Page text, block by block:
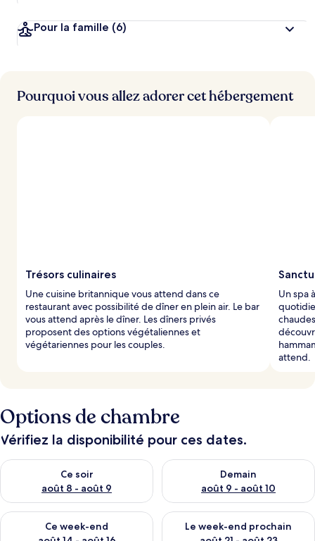
Pour la famille (6)
Pourquoi vous allez adorer cet hébergement
Trésors culinaires
Une cuisine britannique vous attend dans ce
restaurant avec possibilité de dîner en plein air. Le bar
vous attend après le dîner. Les dîners privés
proposent des options végétaliennes et
végétariennes pour les couples.
Un spa
attend.
Options de chambre
Vérifiez la disponibilité pour ces dates.
Ce soir
août 8 - août 9
Vérifier la disponibilité pour ce soir août 8 - août 9
Demain
août 9 - août 10
Vérifier la disponibilité pour
Ce week-end
Vérifier la disponibilité pour ce week-end août 14 - août 16
Le week-end prochain
Vérifier la disponibilité pour